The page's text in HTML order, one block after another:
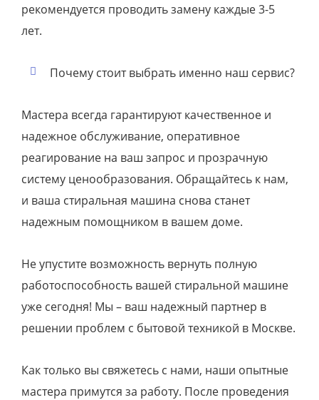
рекомендуется проводить замену каждые 3-5
лет.
Почему стоит выбрать именно наш сервис?
Мастера всегда гарантируют качественное и
надежное обслуживание, оперативное
реагирование на ваш запрос и прозрачную
систему ценообразования. Обращайтесь к нам,
и ваша стиральная машина снова станет
надежным помощником в вашем доме.
Не упустите возможность вернуть полную
работоспособность вашей стиральной машине
уже сегодня! Мы – ваш надежный партнер в
решении проблем с бытовой техникой в Москве.
Как только вы свяжетесь с нами, наши опытные
мастера примутся за работу. После проведения